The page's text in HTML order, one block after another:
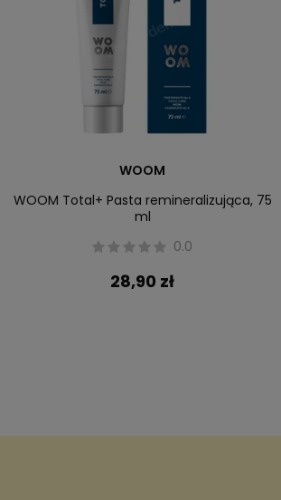
WOOM
WOOM Total+ Pasta remineralizująca, 75
ml
0.0
28,90 zł